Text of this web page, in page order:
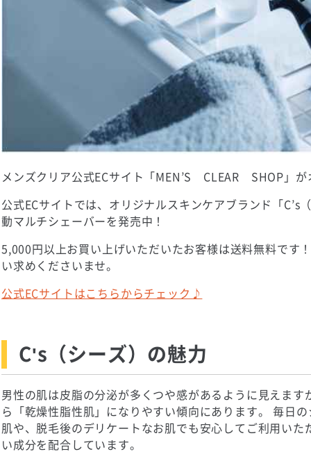
メンズクリア公式ECサイト「MEN’S CLEAR SHOP」
公式ECサイトでは、オリジナルスキンケアブランド「C’s
動マルチシェーバーを発売中！
5,000円以上お買い上げいただいたお客様は送料無料です
い求めくださいませ。
公式ECサイトはこちらからチェック♪
C's（シーズ）の魅力
男性の肌は皮脂の分泌が多くつや感があるように見えま
ら「乾燥性脂性肌」になりやすい傾向にあります。 毎日
肌や、脱毛後のデリケートなお肌でも安心してご利用い
い成分を配合しています。